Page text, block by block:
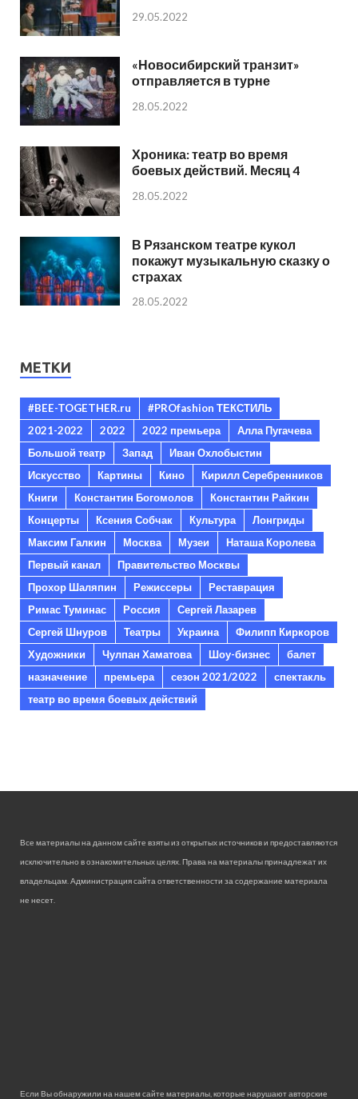
29.05.2022
«Новосибирский транзит»
отправляется в турне
28.05.2022
Хроника: театр во время
боевых действий. Месяц 4
28.05.2022
В Рязанском театре кукол
покажут музыкальную сказку о
страхах
28.05.2022
МЕТКИ
#BEE-TOGETHER.ru
#PROfashion ТЕКСТИЛЬ
2021-2022
2022 2022 премьера
Алла Пугачева
Большой театр
Запад
Иван Охлобыстин
Искусство
Картины Кино
Кирилл Серебренников
Книги
Константин Богомолов
Константин Райкин
Концерты
Ксения Собчак Культура
Лонгриды
Максим Галкин
Москва Музеи
Наташа Королева
Первый канал
Правительство Москвы
Прохор Шаляпин
Режиссеры
Реставрация
Римас Туминас
Россия
Сергей Лазарев
Сергей Шнуров
Театры Украина
Филипп Киркоров
Художники
Чулпан Хаматова Шоу-бизнес
балет
назначение
премьера сезон 2021/2022
спектакль
театр во время боевых действий
Все материалы на данном сайте взяты из открытых источников и предоставляются
исключительно в ознакомительных целях. Права на материалы принадлежат их
владельцам. Администрация сайта ответственности за содержание материала
не несет.
Если Вы обнаружили на нашем сайте материалы, которые нарушают авторские